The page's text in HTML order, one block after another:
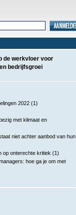
de werkvloer voor
bedrijfsgroei
2022 (1)
met klimaat en
niet achter aanbod van hun
op onterechte kritiek (1)
hoe ga je om met